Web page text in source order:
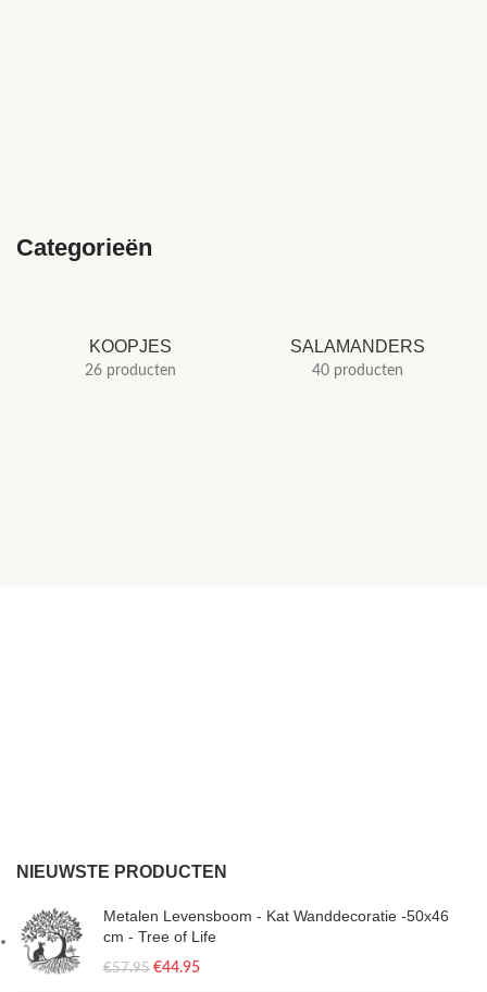
Categorieën
KOOPJES
26 producten
SALAMANDERS
40 producten
NIEUWSTE PRODUCTEN
Metalen Levensboom - Kat Wanddecoratie -50x46
cm - Tree of Life
€57.95 €44.95